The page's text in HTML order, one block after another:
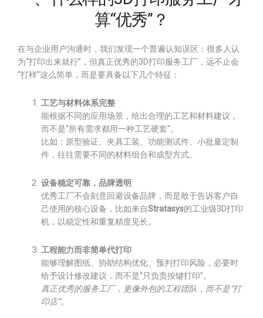
算“优秀”？
在与企业用户沟通时，我们发现一个普遍认知误区：很多人认
为“打印出来就行”，但真正优秀的3D打印服务工厂，远不止会
“打样”这么简单，而是要具备以下几个特征：
工艺与材料体系完整
能根据不同的应用场景，给出合理的工艺和材料建议，
而不是“所有需求都用一种工艺硬套”。
比如：原型验证、夹具工装、功能测试件、小批量定制
件，往往需要不同的材料组合和成型方式。
设备稳定可靠，品牌透明
优秀工厂不会刻意回避设备品牌，而是敢于告诉客户自
己使用的核心设备，比如来自Stratasys的工业级3D打印
机，以稳定性和重复精度见长。
工程能力而非简单代打印
能够理解图纸、协助结构优化、预判打印风险，必要时
给予设计修改建议，而不是“只负责按键打印”。
真正优秀的服务工厂，更像外包的工程团队，而不是“打
印店”。